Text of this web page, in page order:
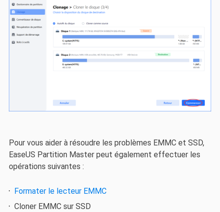
Pour vous aider à résoudre les problèmes EMMC et SSD,
EaseUS Partition Master peut également effectuer les
opérations suivantes :
Formater le lecteur EMMC
Cloner EMMC sur SSD